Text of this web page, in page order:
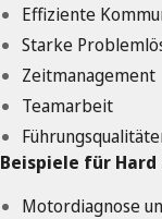
Effiziente
Starke
Zeitmanagement
Teamarbeit
Beispiele für Hard
Motordiagnose